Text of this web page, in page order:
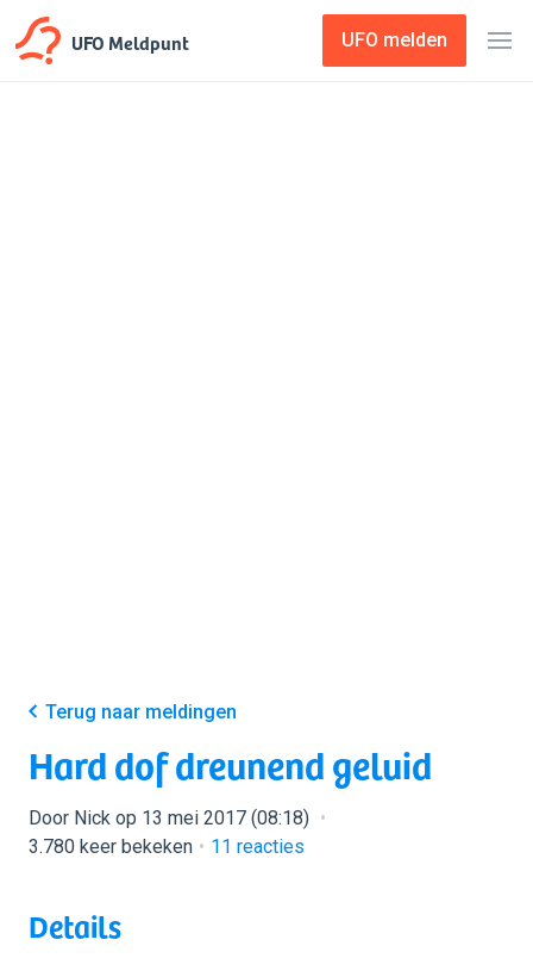
UFO Meldpunt UFO melden
Terug naar meldingen
Hard dof dreunend geluid
Door Nick op 13 mei 2017 (08:18)
3.780 keer bekeken
11 reacties
Details